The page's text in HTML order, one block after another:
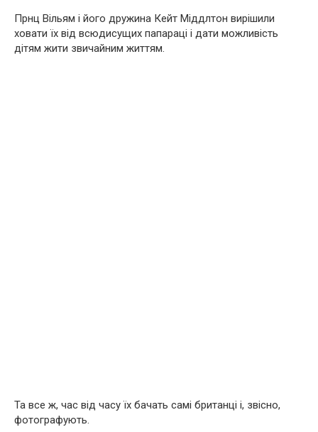
Прнц Вільям і його дружина Кейт Міддлтон вирішили
ховати їх від всюдисущих папараці і дати можливість
дітям жити звичайним життям.
Та все ж, час від часу їх бачать самі британці і, звісно,
фотографують.